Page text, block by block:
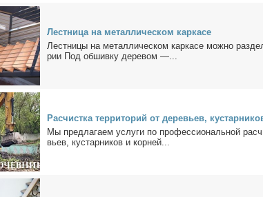
Лест­ни­ца на ме­тал­ли­че­ском кар­ка­се
Лест­ни­цы на ме­тал­ли­че­ском кар­ка­се мож­но
рии Под об­шив­ку де­ре­вом —...
Рас­чист­ка тер­ри­то­рий от де­ре­вьев,
Мы пред­ла­га­ем услу­ги по про­фес­сио­наль­ной
вьев, ку­стар­ни­ков и кор­ней...